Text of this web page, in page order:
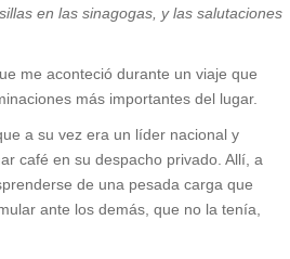
en las sinagogas, y las salutaciones
me aconteció durante un viaje que
más importantes del lugar.
a su vez era un líder nacional y
café en su despacho privado. Allí, a
de una pesada carga que
ante los demás, que no la tenía,